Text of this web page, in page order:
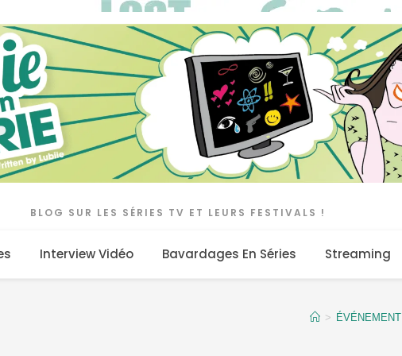
BLOG SUR LES SÉRIES TV ET LEURS FESTIVALS !
Interview Vidéo Bavardages En Séries Streaming
> ÉVÉNEMENT